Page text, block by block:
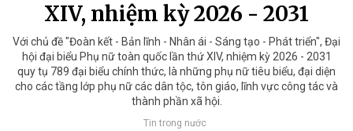
XIV, nhiệm kỳ 2026 - 2031
Với chủ đề "Đoàn kết - Bản lĩnh - Nhân ái - Sáng tạo - Phát triển", Đại
hội đại biểu Phụ nữ toàn quốc lần thứ XIV, nhiệm kỳ 2026 - 2031
quy tụ 789 đại biểu chính thức, là những phụ nữ tiêu biểu, đại diện
cho các tầng lớp phụ nữ các dân tộc, tôn giáo, lĩnh vực công tác và
thành phần xã hội.
Tin trong nước